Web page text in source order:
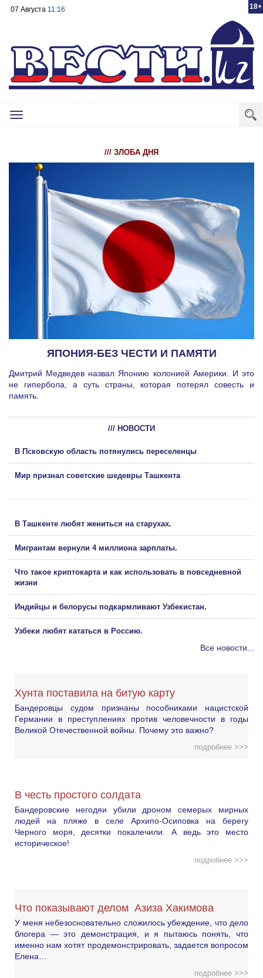
18+
07 Августа 11:16
Toggle
/// ЗЛОБА ДНЯ
ЯПОНИЯ-БЕЗ ЧЕСТИ И ПАМЯТИ
Дмитрий Медведев назвал Японию колонией Америки. И это
не гипербола, а суть страны, которая потерял совесть и
память.
/// НОВОСТИ
В Псковскую область потянулись переселенцы
Мир признал советские шедевры Ташкента
В Ташкенте любят жениться на старухах.
Мигрантам вернули 4 миллиона зарплаты.
Что такое криптокарта и как использовать в повседневной
жизни
Индийцы и белорусы подкармливают Узбекистан.
Узбеки любят кататься в Россию.
Все новости...
Хунта поставила на битую карту
Бандеровцы судом признаны пособниками нацистской
Германии в преступлениях против человечности в годы
Великой Отечественной войны. Почему это важно?
подробнее >>>
В честь простого солдата
Бандеровские негодяи убили дроном семерых мирных
людей на пляже в селе Архипо-Осиповка на берегу
Черного моря, десятки покалечили. А ведь это место
историческое!
подробнее >>>
Что показывают делом Азиза Хакимова
У меня небезосновательно сложилось убеждение, что дело
блогера — это демонстрация, и я пытаюсь понять, что
именно нам хотят продемонстрировать, задается вопросом
Елена…
подробнее >>>